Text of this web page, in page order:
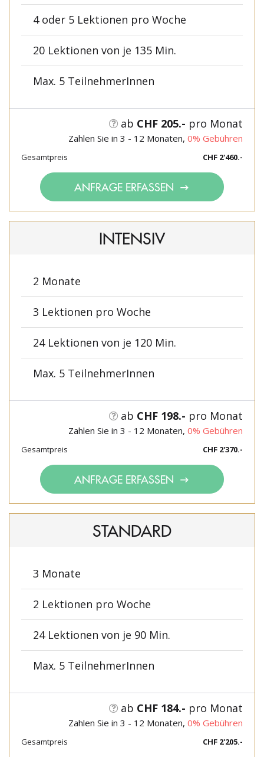
4 oder 5 Lektionen pro Woche
20 Lektionen von je 135 Min.
Max. 5 TeilnehmerInnen
ab CHF 205.- pro Monat
Zahlen Sie in 3 - 12 Monaten, 0% Gebühren
Gesamtpreis CHF 2'460.-
ANFRAGE ERFASSEN
INTENSIV
2 Monate
3 Lektionen pro Woche
24 Lektionen von je 120 Min.
Max. 5 TeilnehmerInnen
ab CHF 198.- pro Monat
Zahlen Sie in 3 - 12 Monaten, 0% Gebühren
Gesamtpreis CHF 2'370.-
ANFRAGE ERFASSEN
STANDARD
3 Monate
2 Lektionen pro Woche
24 Lektionen von je 90 Min.
Max. 5 TeilnehmerInnen
ab CHF 184.- pro Monat
Zahlen Sie in 3 - 12 Monaten, 0% Gebühren
Gesamtpreis CHF 2'205.-